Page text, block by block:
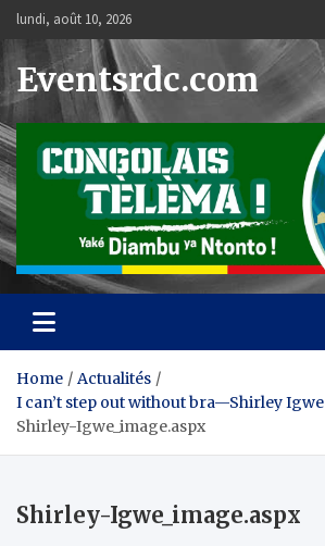
Skip
content
lundi, août 10, 2026
Eventsrdc.com
Home
Actualités
I can’t step out without bra—Shirley Igwe
Shirley-Igwe_image.aspx
Shirley-Igwe_image.aspx